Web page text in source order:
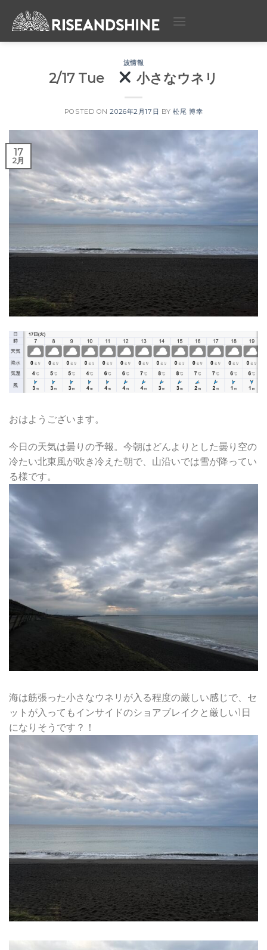
波情報
2/17 Tue 小さなウネリ
POSTED ON2026年2月17日 BY松尾 博幸
17
2月
おはようございます。
今日の天気は曇りの予報。今朝はどんよりとした曇り空の
冷たい北東風が吹き冷えた朝で、山沿いでは雪が降ってい
る様です。
海は筋張った小さなウネリが入る程度の厳しい感じで、セ
ットが入ってもインサイドのショアブレイクと厳しい1日
になりそうです？！